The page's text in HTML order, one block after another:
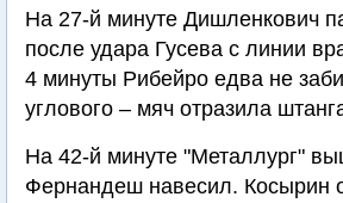
На 27-й минуте Дишленкович
после удара Гусева с линии
4 минуты Рибейро едва не
углового – мяч отразила
На 42-й минуте "Металлург"
Фернандеш навесил. Косырин